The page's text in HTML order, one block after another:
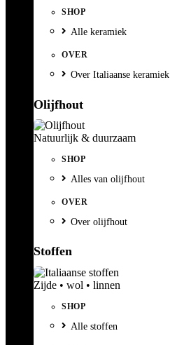
SHOP
Alle keramiek
OVER
Over Italiaanse keramiek
Olijfhout
Natuurlijk & duurzaam
SHOP
Alles van olijfhout
OVER
Over olijfhout
Stoffen
Zijde • wol • linnen
SHOP
Alle stoffen